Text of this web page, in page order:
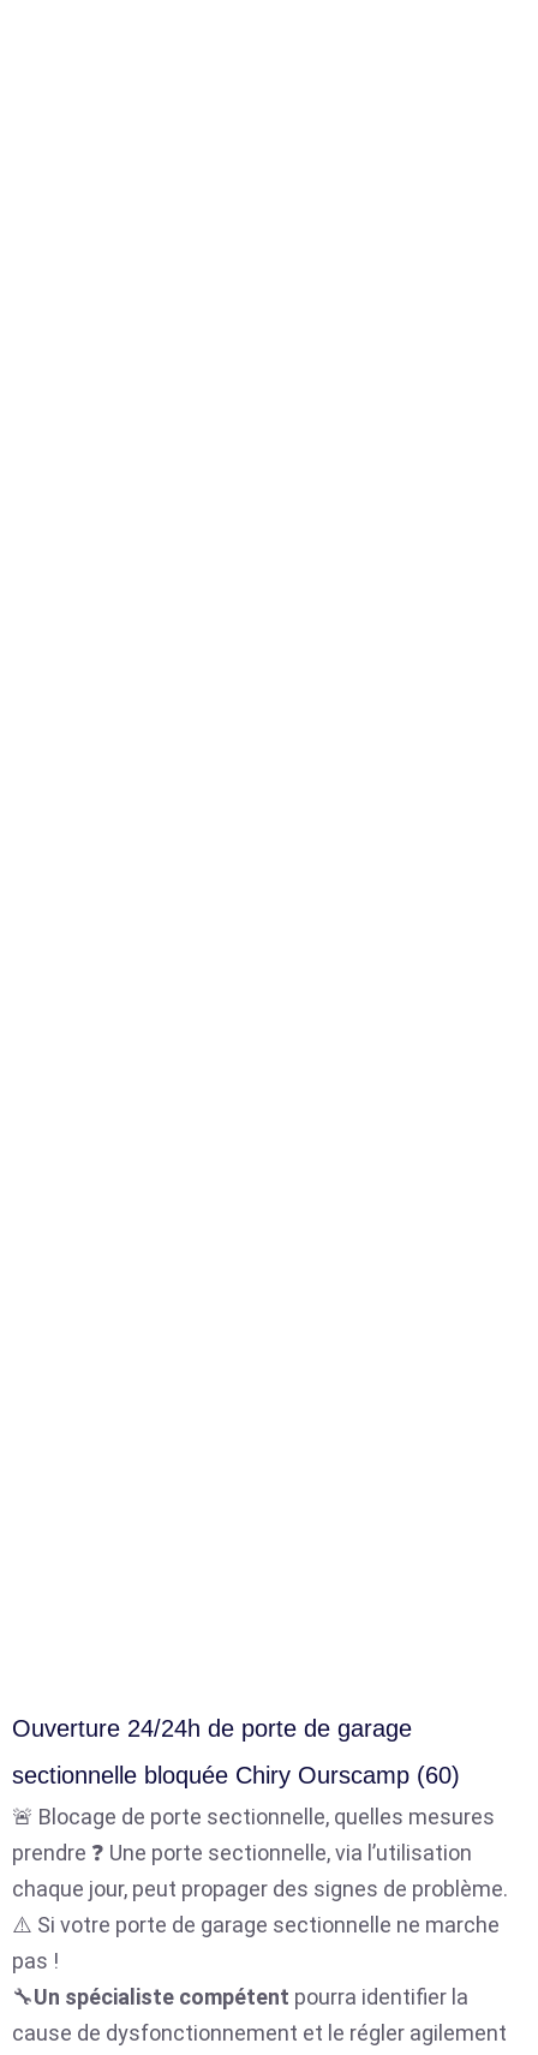
Ouverture 24/24h de porte de garage
sectionnelle bloquée Chiry Ourscamp (60)
🚨 Blocage de porte sectionnelle, quelles mesures
prendre ❓ Une porte sectionnelle, via l’utilisation
chaque jour, peut propager des signes de problème.
⚠️ Si votre porte de garage sectionnelle ne marche
pas !
🔧Un spécialiste compétent pourra identifier la
cause de dysfonctionnement et le régler agilement